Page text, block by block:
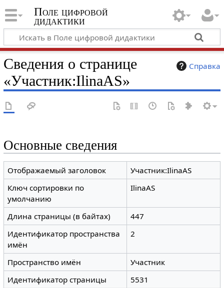
Поле цифровой
дидактики
Справка
Сведения о странице
«Участник:IlinaAS»
Основные сведения
Отображаемый заголовок
Участник:IlinaAS
Ключ сортировки по
умолчанию
IlinaAS
Длина страницы (в байтах)
447
Идентификатор пространства
имён
2
Пространство имён
Участник
Идентификатор страницы
5531